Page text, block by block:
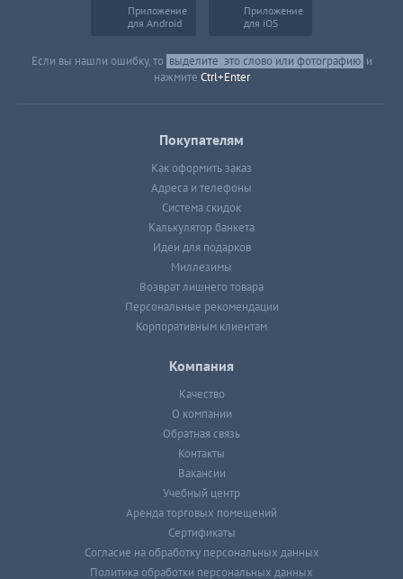
Приложение
для Android
Приложение
для iOS
Если вы нашли ошибку, то выделите это слово или фотографию и
нажмите Ctrl+Enter
Покупателям
Как оформить заказ
Адреса и телефоны
Система скидок
Калькулятор банкета
Идеи для подарков
Миллезимы
Возврат лишнего товара
Персональные рекомендации
Корпоративным клиентам
Компания
Качество
О компании
Обратная связь
Контакты
Вакансии
Учебный центр
Аренда торговых помещений
Сертификаты
Согласие на обработку персональных данных
Политика обработки персональных данных